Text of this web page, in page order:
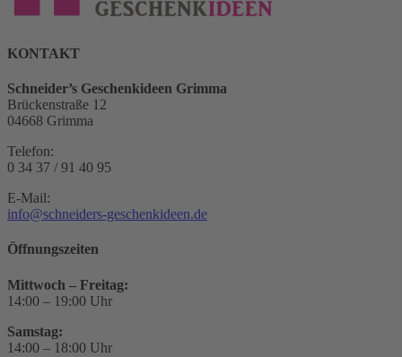
KONTAKT
Schneider’s Geschenkideen Grimma
Brückenstraße 12
04668 Grimma
Telefon:
0 34 37 / 91 40 95
E-Mail:
info@schneiders-geschenkideen.de
Öffnungszeiten
Mittwoch – Freitag:
14:00 – 19:00 Uhr
Samstag:
14:00 – 18:00 Uhr